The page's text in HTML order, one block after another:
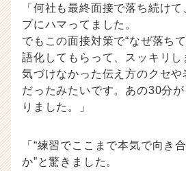
「何社も最終面接で落ち続け
プにハマってました。
でもこの面接対策で“なぜ落ち
語化してもらって、スッキリし
気づけなかった伝え方のクセや
だったみたいです。あの30分
りました。」
「“練習でここまで本気で向き
か”と驚きました。